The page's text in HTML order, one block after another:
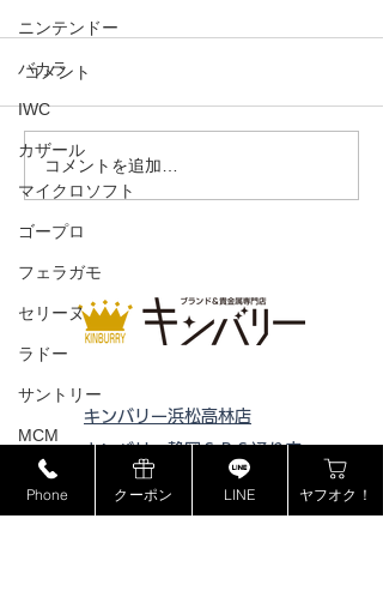
ニンテンドー
バカラ
IWC
カザール
マイクロソフト
ゴープロ
フェラガモ
セリーヌ
ラドー
サントリー
MCM
ミュウミュウ
モンブラン
ガーデンパーティTPM
コメント
コメントを追加…
キンバリー浜松高林店
キンバリー静岡ＳＢＳ通り店
キンバリー藤枝インター店
ピックアップ浜松西伊場店
Phone クーポン LINE ヤフオク！